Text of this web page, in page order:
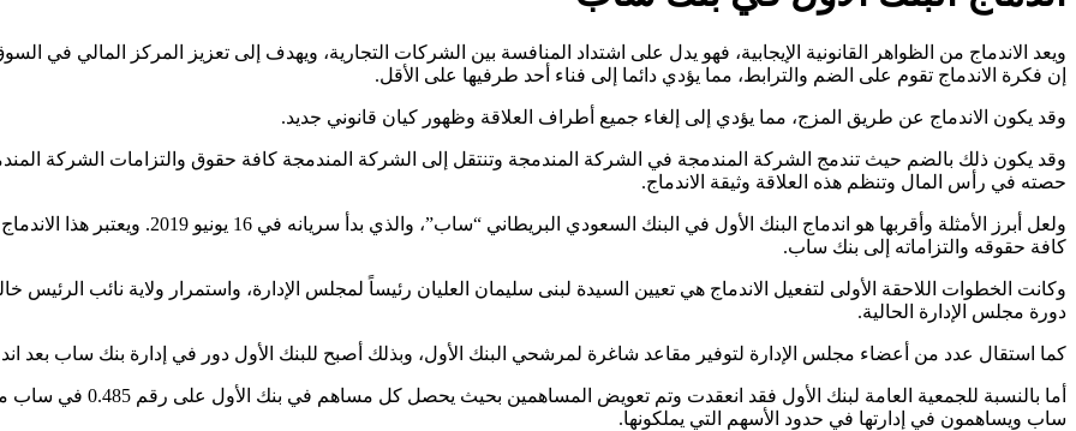
ويعد الاندماج من الظواهر القانونية الإيجابية، فهو يدل على اشتداد المنافسة بين الشركات التجارية، ويهدف إلى تعزيز المركز المالي في
إن فكرة الاندماج تقوم على الضم والترابط، مما يؤدي دائما إلى فناء أحد طرفيها على الأقل.
وقد يكون الاندماج عن طريق المزج، مما يؤدي إلى إلغاء جميع أطراف العلاقة وظهور كيان قانوني جديد.
وقد يكون ذلك بالضم حيث تندمج الشركة المندمجة في الشركة المندمجة وتنتقل إلى الشركة المندمجة كافة حقوق والتزامات الشركة
حصته في رأس المال وتنظم هذه العلاقة وثيقة الاندماج.
ولعل أبرز الأمثلة وأقربها هو اندماج البنك
كافة حقوقه والتزاماته إلى بنك ساب.
وكانت الخطوات اللاحقة الأولى لتفعيل الاندماج هي تعيين السيدة لبنى سليمان العليان رئيساً لمجلس الإدارة، واستمرار ولاية نائب الرئيس
دورة مجلس الإدارة الحالية.
كما استقال عدد من أعضاء مجلس الإدارة لتوفير مقاعد شاغرة لمرشحي البنك الأول، وبذلك أصبح للبنك الأول دور في إدارة بنك ساب بعد
أما بالنسبة للجمعية
ساب ويساهمون في إدارتها في حدود الأسهم التي يملكونها.